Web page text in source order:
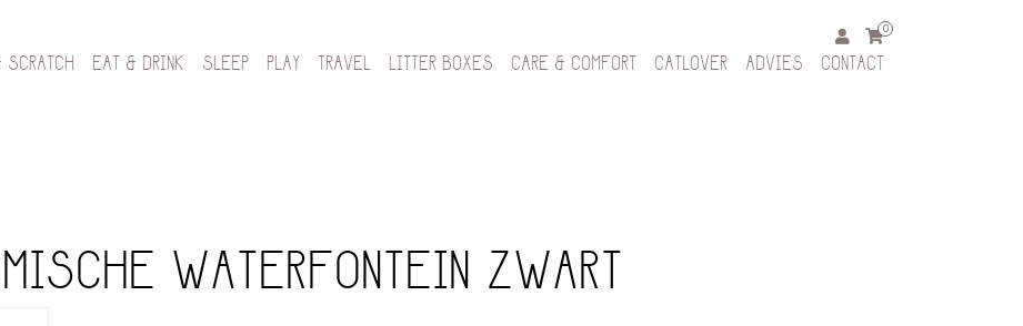
0
EAT & DRINK SLEEP PLAY TRAVEL LITTER BOXES CARE & COMFORT CATLOVER ADVIES CONTACT
WATERFONTEIN ZWART